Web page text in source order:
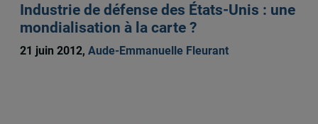
Industrie de défense des États-Unis : une
mondialisation à la carte ?
21 juin 2012, Aude-Emmanuelle Fleurant